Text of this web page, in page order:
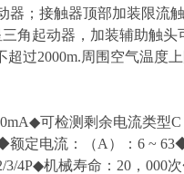
器；接触器顶部加装限流
角起动器，加装辅助触头
过2000m.周围空气温度
可检测剩余电流类型
额定电流：（A）：6 ~
4P◆机械寿命：20，000